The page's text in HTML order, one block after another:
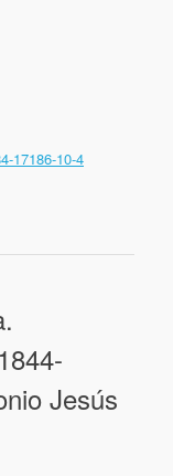
17186-10-4
Jesús